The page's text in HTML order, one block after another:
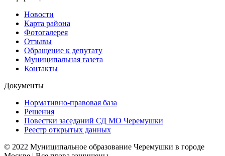
Новости
Карта района
Фотогалерея
Отзывы
Обращение к депутату
Муниципальная газета
Контакты
Документы
Нормативно-правовая база
Решения
Повестки заседаний СД МО Черемушки
Реестр открытых данных
© 2022 Муниципальное образование Черемушки в городе